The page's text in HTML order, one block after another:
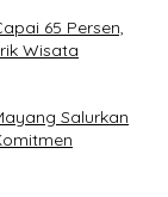
65 Persen,
Wisata
Salurkan